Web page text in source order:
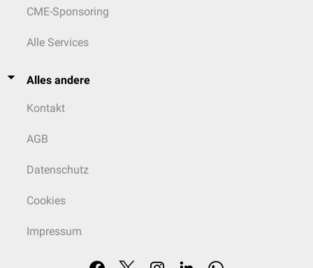
CME-Sponsoring
Alle Services
Alles andere
Kontakt
AGB
Datenschutz
Cookies
Impressum